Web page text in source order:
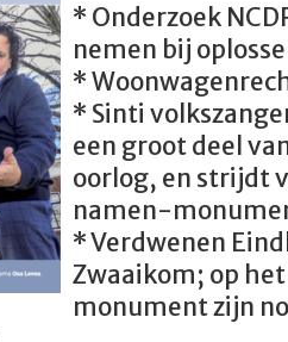
* Onderzoek
nemen bij
*
* Sinti
een groot deel
oorlog, en strijdt
namen-
* Verdwenen
Zwaaikom; op
monument zijn